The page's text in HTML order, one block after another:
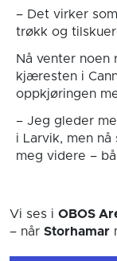
– Det virker
trøkk og
Nå venter noen
kjæresten i
oppkjøringen
– Jeg gleder
i Larvik, men
meg videre –
Vi ses i OBOS
– når Storhamar